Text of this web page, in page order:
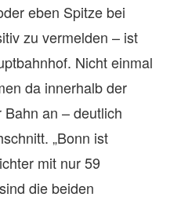
eben Spitze bei
zu vermelden – ist
Nicht einmal
da innerhalb der
an – deutlich
„Bonn ist
mit nur 59
die beiden